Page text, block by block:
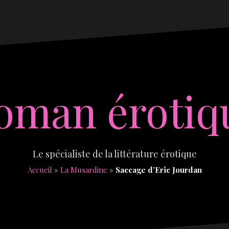
Le spécialiste de la littérature érotique
Accueil » La Musardine » Saccage d’Eric Jourdan